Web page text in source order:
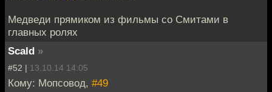
Медведи прямиком из фильмы со Смитами в
главных ролях
Scald »
#52 | 13.10.14 14:05
Кому: Мопсовод, #49